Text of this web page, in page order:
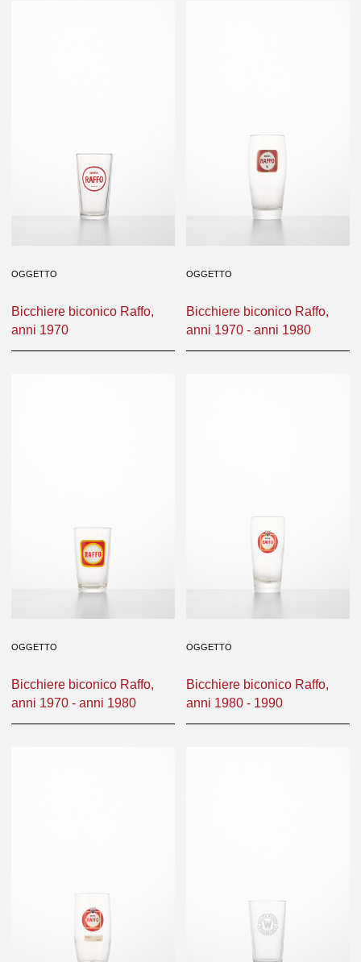
OGGETTO
Bicchiere biconico Raffo,
anni 1970
OGGETTO
Bicchiere biconico Raffo,
anni 1970 - anni 1980
OGGETTO
Bicchiere biconico Raffo,
anni 1970 - anni 1980
OGGETTO
Bicchiere biconico Raffo,
anni 1980 - 1990